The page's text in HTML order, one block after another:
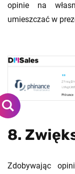
opinie na
umieszczać w
8.
Zdobywając